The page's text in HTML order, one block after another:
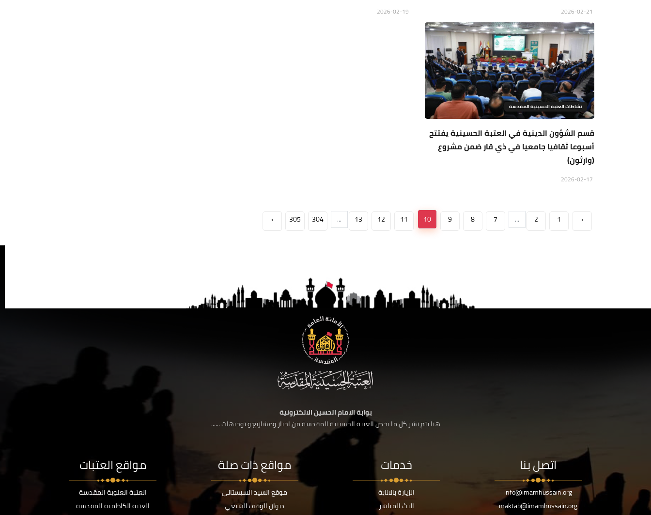
نشاطات العتبة الحسينية المقدسة
قسم الشؤون الدينية في العتبة الحسينية يفتتح
أسبوعا ثقافيا جامعيا في ذي قار ضمن مشروع
(وارثون)
‹
1
2
...
7
8
9
10
11
12
13
...
304
305
›
بوابة الامام الحسين الالكترونية
هنا يتم نشر كل ما يخص العتبة الحسينية المقدسة من اخبار ومشاريع و توجيهات ......
اتصل بنا
info@imamhussain.org
maktab@imamhussain.org
خدمات
الزيارة بالانابة
البث المباشر
مواقع ذات صلة
موقع السيد السيستاني
ديوان الوقف الشيعي
مواقع العتبات
العتبة العلوية المقدسة
العتبة الكاظمية المقدسة